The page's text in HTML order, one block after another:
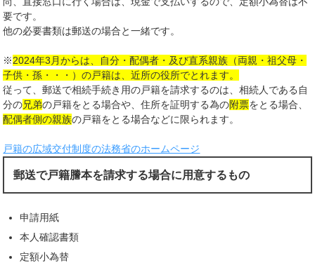
要です。
他の必要書類は郵送の場合と一緒です。
※2024年3月からは、自分・配偶者・及び直系親族（両親・祖父母・
子供・孫・・・）の戸籍は、近所の役所でとれます。
従って、郵送で相続手続き用の戸籍を請求するのは、相続人である自
分の兄弟の戸籍をとる場合や、住所を証明する為の附票をとる場合、
配偶者側の親族の戸籍をとる場合などに限られます。
戸籍の広域交付制度の法務省のホームページ
郵送で戸籍謄本を請求する場合に用意するもの
申請用紙
本人確認書類
定額小為替